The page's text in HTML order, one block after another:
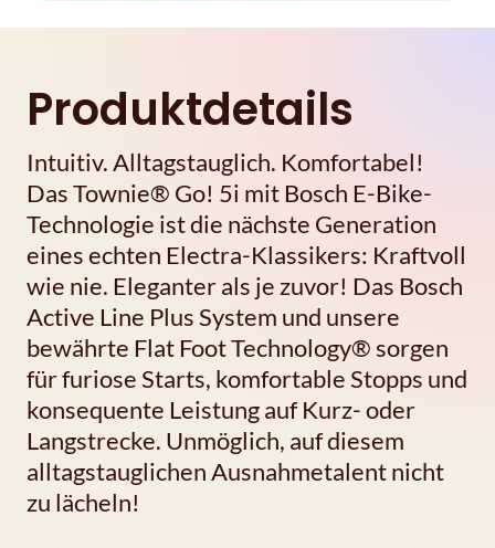
Produktdetails
Intuitiv. Alltagstauglich. Komfortabel!
Das Townie® Go! 5i mit Bosch E-Bike-
Technologie ist die nächste Generation
eines echten Electra-Klassikers: Kraftvoll
wie nie. Eleganter als je zuvor! Das Bosch
Active Line Plus System und unsere
bewährte Flat Foot Technology® sorgen
für furiose Starts, komfortable Stopps und
konsequente Leistung auf Kurz- oder
Langstrecke. Unmöglich, auf diesem
alltagstauglichen Ausnahmetalent nicht
zu lächeln!